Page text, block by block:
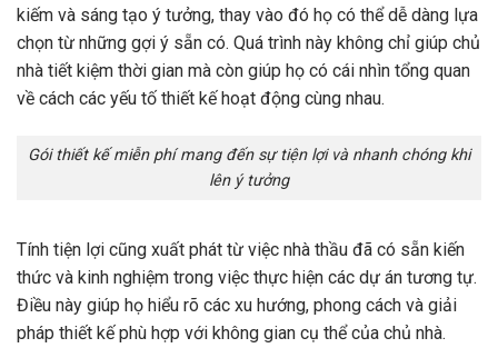
kiếm và sáng tạo ý tưởng, thay vào đó họ có thể dễ dàng lựa
chọn từ những gợi ý sẵn có. Quá trình này không chỉ giúp chủ
nhà tiết kiệm thời gian mà còn giúp họ có cái nhìn tổng quan
về cách các yếu tố thiết kế hoạt động cùng nhau.
Gói thiết kế miễn phí mang đến sự tiện lợi và nhanh chóng khi
lên ý tưởng
Tính tiện lợi cũng xuất phát từ việc nhà thầu đã có sẵn kiến
thức và kinh nghiệm trong việc thực hiện các dự án tương tự.
Điều này giúp họ hiểu rõ các xu hướng, phong cách và giải
pháp thiết kế phù hợp với không gian cụ thể của chủ nhà.